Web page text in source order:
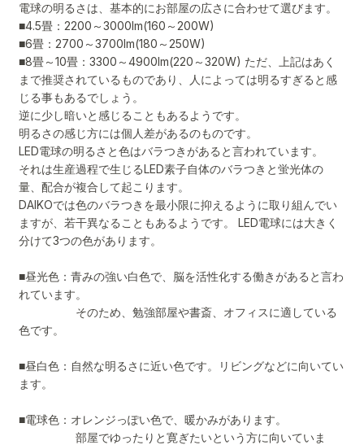
電球の明るさは、基本的にお部屋の広さに合わせて選びます。
■4.5畳：2200～3000lm(160～200W)
■6畳：2700～3700lm(180～250W)
■8畳～10畳：3300～4900lm(220～320W) ただ、上記はあく
まで推奨されているものであり、人によっては明るすぎると感
じる事もあるでしょう。
逆に少し暗いと感じることもあるようです。
明るさの感じ方には個人差があるのものです。
LED電球の明るさと色はバラつきがあると言われています。
それは生産過程で生じるLED素子自体のバラつきと蛍光体の
量、配合が複合して起こります。
DAIKOでは色のバラつきを最小限に抑えるように取り組んでい
ますが、若干異なることもあるようです。 LED電球には大きく
分けて3つの色があります。
■昼光色：青みの強い白色で、脳を活性化する働きがあると言わ
れています。
そのため、勉強部屋や書斎、オフィスに適している
色です。
■昼白色：自然な明るさに近い色です。リビングなどに向いてい
ます。
■電球色：オレンジっぽい色で、暖かみがあります。
部屋でゆったりと寛ぎたいという方に向いていま